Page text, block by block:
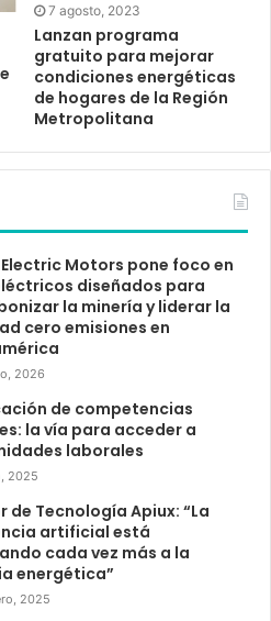
7 agosto, 2023
Lanzan programa
gratuito para mejorar
condiciones energéticas
de hogares de la Región
Metropolitana
Motors pone foco en
diseñados para
la minería y liderar la
cero emisiones en
2026
de competencias
la vía para acceder a
laborales
2025
de Tecnología Apiux: “La
artificial está
cada vez más a la
energética”
2025